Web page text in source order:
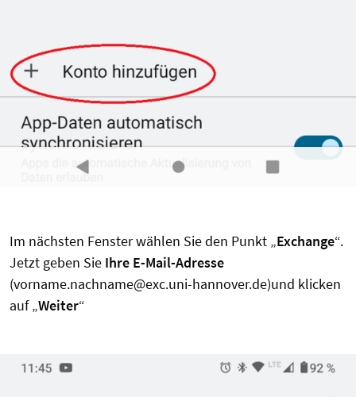
Im nächsten Fenster wählen Sie den Punkt „Exchange“.
Jetzt geben Sie Ihre E-Mail-Adresse
(vorname.nachname@exc.uni-hannover.de)und klicken
auf „Weiter“